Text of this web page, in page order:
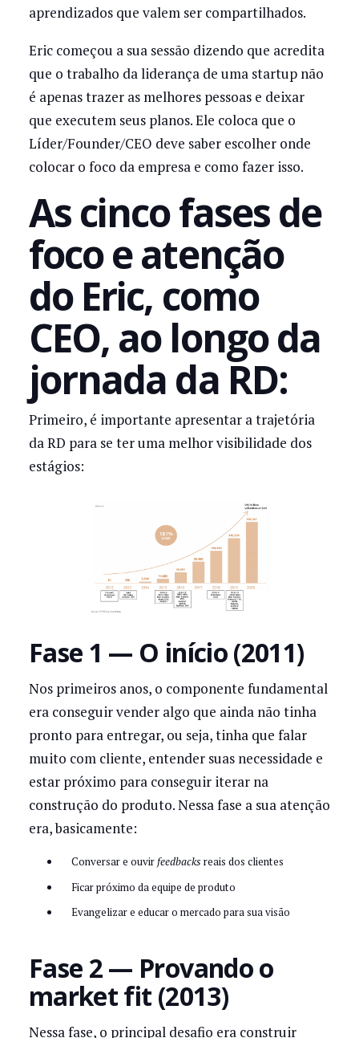
aprendizados que valem ser compartilhados.
Eric começou a sua sessão dizendo que acredita
que o trabalho da liderança de uma startup não
é apenas trazer as melhores pessoas e deixar
que executem seus planos. Ele coloca que o
Líder/Founder/CEO deve saber escolher onde
colocar o foco da empresa e como fazer isso.
As cinco fases de
foco e atenção
do Eric, como
CEO, ao longo da
jornada da RD:
Primeiro, é importante apresentar a trajetória
da RD para se ter uma melhor visibilidade dos
estágios:
Fase 1 — O início (2011)
Nos primeiros anos, o componente fundamental
era conseguir vender algo que ainda não tinha
pronto para entregar, ou seja, tinha que falar
muito com cliente, entender suas necessidade e
estar próximo para conseguir iterar na
construção do produto. Nessa fase a sua atenção
era, basicamente:
Conversar e ouvirfeedbacks reais dos clientes
Ficar próximo da equipe de produto
Evangelizar e educar o mercado para sua visão
Fase 2 — Provando o
market fit (2013)
Nessa fase, o principal desafio era construir